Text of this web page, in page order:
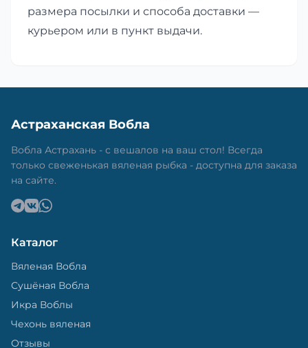
размера посылки и способа доставки —
курьером или в пункт выдачи.
Астраханская Вобла
Вобла Астрахань - с вешалов на ваш стол! Всегда
только свеженькая вяленая рыбка - доступна для заказа
на сайте.
Каталог
Вяленая Вобла
Сушёная Вобла
Икра Воблы
Чехонь вяленая
Отзывы